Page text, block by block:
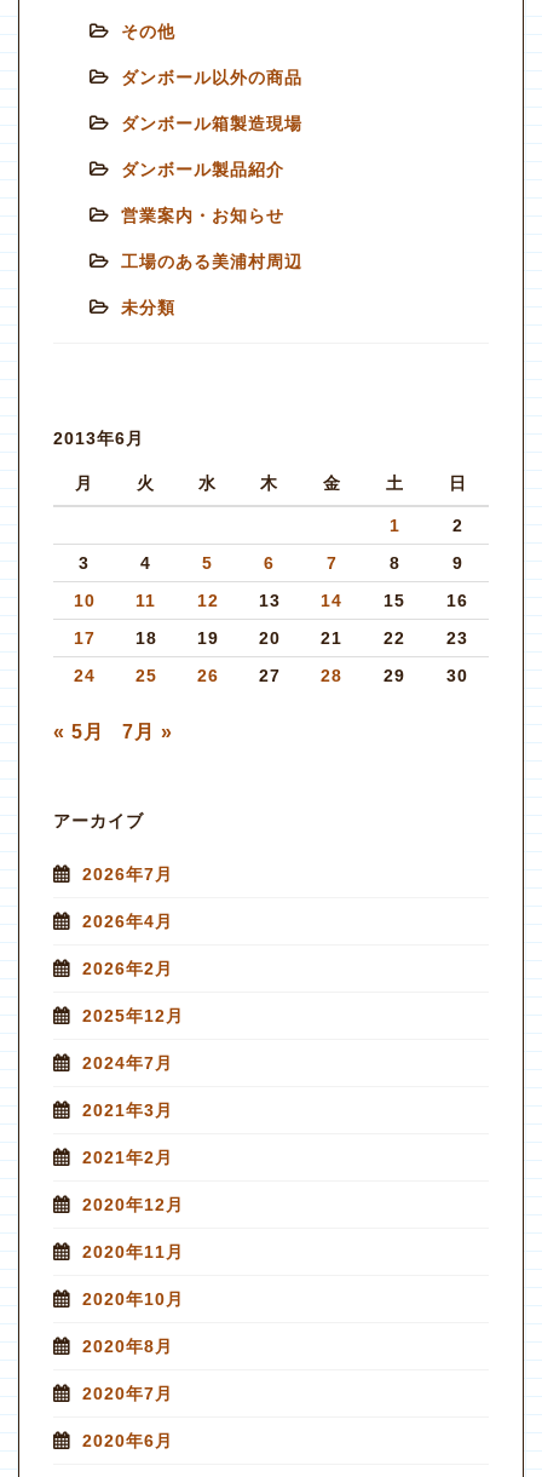
その他
ダンボール以外の商品
ダンボール箱製造現場
ダンボール製品紹介
営業案内・お知らせ
工場のある美浦村周辺
未分類
2013年6月
月 火 水 木 金 土 日
1
2
3
4 5 6 7 8
9
10
11 12 13 14 15
16
17
18 19 20 21 22
23
24
25 26 27 28 29 30
« 5月 7月 »
アーカイブ
2026年7月
2026年4月
2026年2月
2025年12月
2024年7月
2021年3月
2021年2月
2020年12月
2020年11月
2020年10月
2020年8月
2020年7月
2020年6月